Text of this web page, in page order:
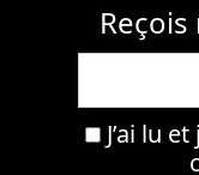
J’ai lu et